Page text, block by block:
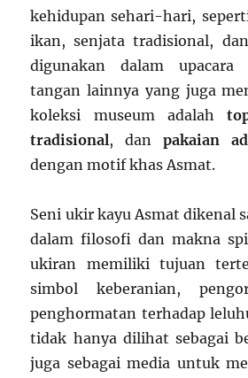
kehidupan sehari-hari,
ikan, senjata tradisional,
digunakan dalam upacara
tangan lainnya yang juga
koleksi museum adalah
tradisional, danpakaian
dengan motif khas Asmat.
Seni ukir kayu Asmat dikenal
dalam filosofi dan makna
ukiran memiliki tujuan
simbol keberanian,
penghormatan terhadap
tidak hanya dilihat sebagai
juga sebagai media untuk